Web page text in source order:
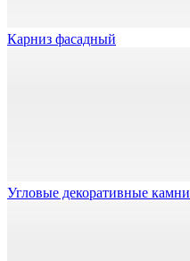
Карниз фасадный
Угловые декоративные камни